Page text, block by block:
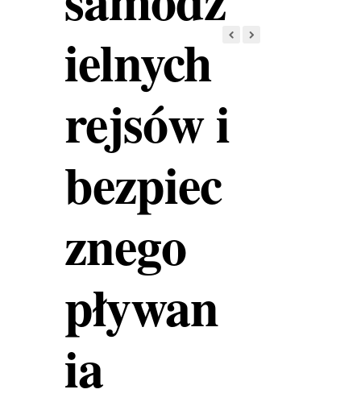
ielnych
rejsów i
bezpiec
znego
pływan
ia